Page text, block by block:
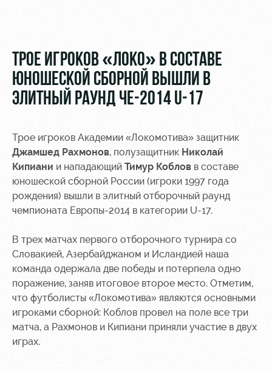
МГН
РЖД
Арена
Организация
мероприятий
Аренда
Аренда
площадей
Ледовый
дворец
Занятия
спортом
Локо
Старт
Локо-Лето
Академия
поступить
Руководство
Контакты
Академии
Информация
для
болельщиков
Банковская
карта
«Локомотив»
Заставки
Парковка
Карта
болельщика
Программа
ТРОЕ ИГРОКОВ «ЛОКО» В СОСТАВЕ
ЮНОШЕСКОЙ СБОРНОЙ ВЫШЛИ В
ЭЛИТНЫЙ РАУНД ЧЕ-2014 U-17
Трое игроков Академии «Локомотива» защитник
Джамшед Рахмонов, полузащитник Николай
Кипиани и нападающий Тимур Коблов в составе
юношеской сборной России (игроки 1997 года
рождения) вышли в элитный отборочный раунд
чемпионата Европы-2014 в категории U-17.
В трех матчах первого отборочного турнира со
Словакией, Азербайджаном и Исландией наша
команда одержала две победы и потерпела одно
поражение, заняв итоговое второе место. Отметим,
что футболисты «Локомотива» являются основными
игроками сборной: Коблов провел на поле все три
матча, а Рахмонов и Кипиани приняли участие в двух
играх.